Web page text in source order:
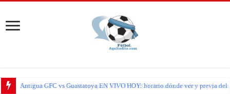
Antigua GFC vs Guastatoya EN VIVO HOY: horario dónde ver y previa